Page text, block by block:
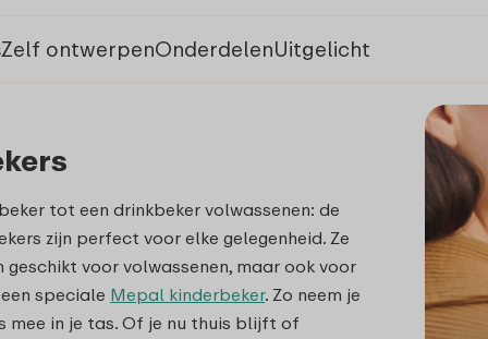
Zelf ontwerpenOnderdelenUitgelicht
tot een drinkbeker volwassenen: de
zijn perfect voor elke gelegenheid. Ze
geschikt voor volwassenen, maar ook voor
speciale Mepal kinderbeker. Zo neem je
mee in je tas. Of je nu thuis blijft of